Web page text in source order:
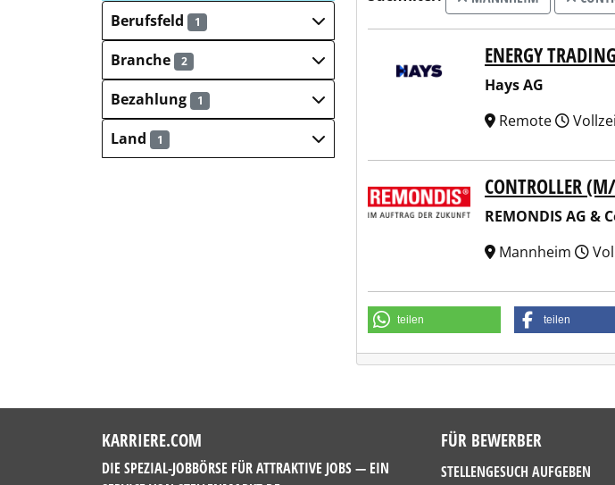
Berufsfeld
1
Branche 2
Bezahlung 1
Land 1
ENERGY
Hays AG
Remote
REMONDIS AG & Co. KGCONTROLLER
REMONDIS AG &
Mannheim
teilen teilen
KARRIERE.COM
DIE SPEZIAL-JOBBÖRSE FÜR ATTRAKTIVE JOBS — EIN
FÜR BEWERBER
STELLENGESUCH AUFGEBEN